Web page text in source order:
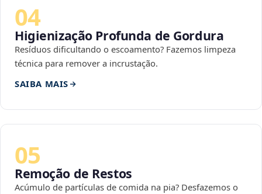
04
Higienização Profunda de Gordura
Resíduos dificultando o escoamento? Fazemos limpeza
técnica para remover a incrustação.
SAIBA MAIS
05
Remoção de Restos
Acúmulo de partículas de comida na pia? Desfazemos o